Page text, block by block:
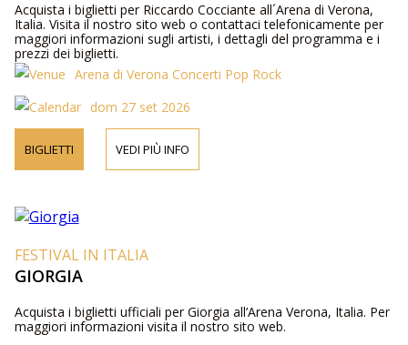
Acquista i biglietti per Riccardo Cocciante all´Arena di Verona,
Italia. Visita il nostro sito web o contattaci telefonicamente per
maggiori informazioni sugli artisti, i dettagli del programma e i
prezzi dei biglietti.
Arena di Verona Concerti Pop Rock
dom 27 set 2026
BIGLIETTI VEDI PIÙ INFO
FESTIVAL IN ITALIA
GIORGIA
Acquista i biglietti ufficiali per Giorgia all’Arena Verona, Italia. Per
maggiori informazioni visita il nostro sito web.